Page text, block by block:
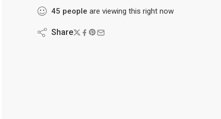
45 people are viewing this right now
Share